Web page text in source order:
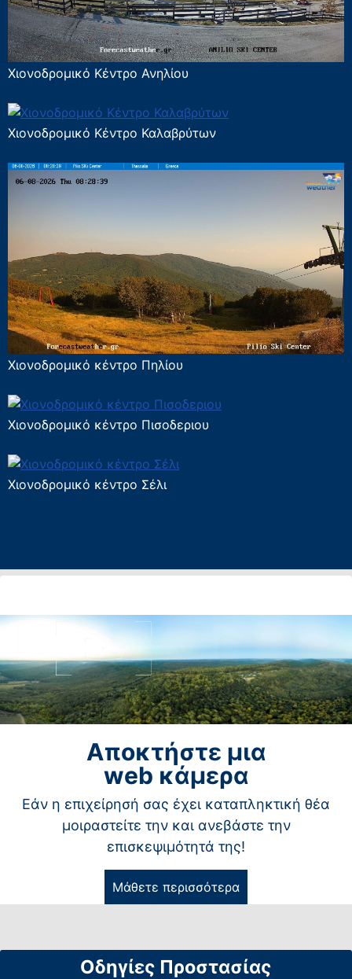
Χιονοδρομικό Κέντρο Ανηλίου
Χιονοδρομικό Κέντρο Καλαβρύτων
Χιονοδρομικό κέντρο Πηλίου
Χιονοδρομικό κέντρο Πισοδεριου
Χιονοδρομικό κέντρο Σέλι
Αποκτήστε μια
web κάμερα
Εάν η επιχείρησή σας έχει καταπληκτική θέα
μοιραστείτε την και ανεβάστε την
επισκεψιμότητά της!
Μάθετε περισσότερα
Οδηγίες Προστασίας